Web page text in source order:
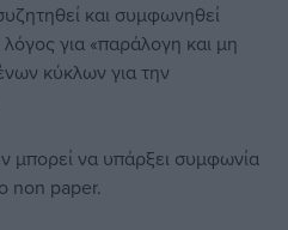
και συμφωνηθεί
για «παράλογη και μη
κύκλων για την
μπορεί να υπάρξει συμφωνία
non paper.